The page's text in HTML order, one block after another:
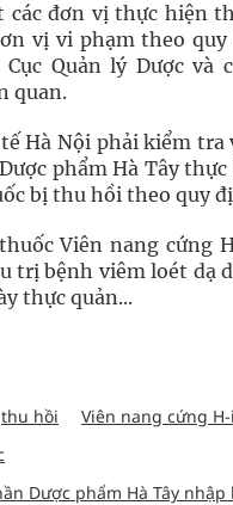
các đơn vị thực hiện
vị vi phạm theo
Cục Quản lý Dược và
quan.
tế Hà Nội phải kiểm tra
phẩm Hà Tây
bị thu hồi theo quy
Viên nang cứng
trị bệnh viêm loét dạ
thực quản...
thu hồi
Viên nang cứng
Dược phẩm Hà Tây nhập